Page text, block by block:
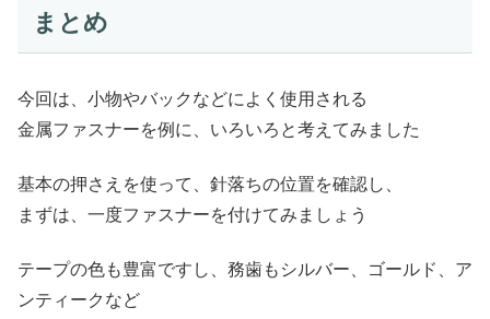
まとめ
今回は、小物やバックなどによく使用される
金属ファスナーを例に、いろいろと考えてみました
基本の押さえを使って、針落ちの位置を確認し、
まずは、一度ファスナーを付けてみましょう
テープの色も豊富ですし、務歯もシルバー、ゴールド、ア
ンティークなど